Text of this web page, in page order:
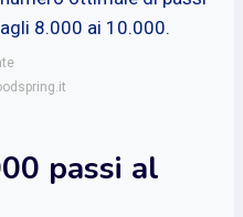
8.000 ai 10.000.
passi al